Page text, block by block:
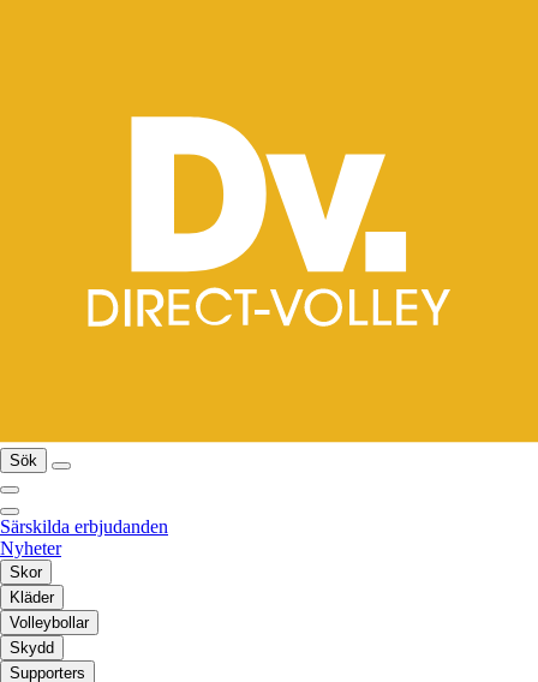
Sök
Särskilda erbjudanden
Nyheter
Skor
Kläder
Volleybollar
Skydd
Supporters